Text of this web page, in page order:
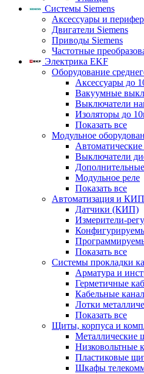
Системы Siemens
Аксессуары и
Двигатели Siemens
Приводы Siemens
Частотные
Электрика EKF
Оборудование
Аксессуары до
Вакуумные
Выключатели
Изоляторы до
Показать все
Модульное
Выключатели
Модульное реле
Показать все
Автоматизация и КИП
Датчики (КИП)
Измерители-
Показать все
Системы прокладки
Арматура и
Герметичные
Кабельные
Лотки
Показать все
Щиты, корпуса и
Металлические
Низковольтные
Пластиковые
Шкафы